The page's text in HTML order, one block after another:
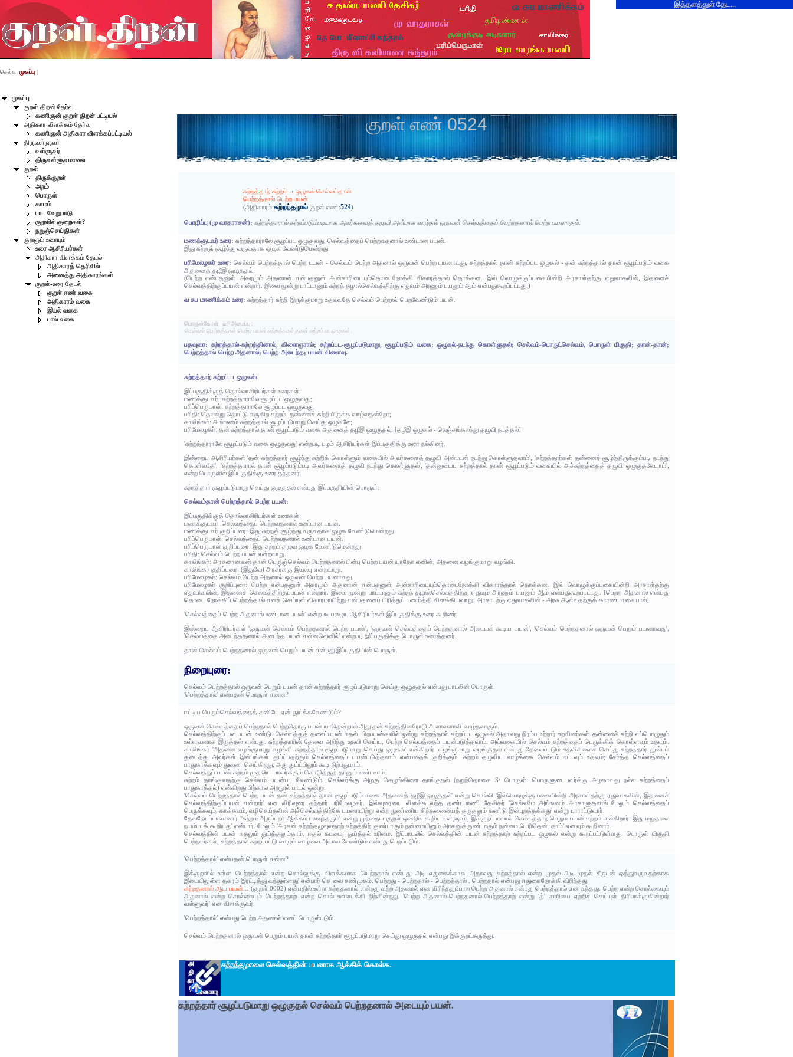
இத்தளத்துள் தேட...
முகப்பு
குறள் திறன் தேர்வு
கணிஞன் குறள் திறன் பட்டியல்
அதிகார விளக்கம் தேர்வு
கணிஞன் அதிகார விளக்கப்பட்டியல்
திருவள்ளுவர்
வள்ளுவர்
திருவள்ளுவமாலை
குறள்
திருக்குறள்
அறம்
பொருள்
காமம்
பாட வேறுபாடு
குறளில் குறைகள்?
நறுஞ்செய்திகள்
குறளும் உரையும்
உரை ஆசிரியர்கள்
அதிகார விளக்கம் தேடல்
அதிகாரத் தெரிவில்
அனைத்து அதிகாரங்கள்
குறள்-உரை தேடல்
குறள் எண் வகை
அதிகாரம் வகை
இயல் வகை
பால் வகை
செல்க: முகப்பு |
குறள் எண் 0524
சுற்றத்தாற் சுற்றப் படஒழுகல் செல்வம்தான்
பெற்றத்தால் பெற்ற பயன்
(அதிகாரம்:சுற்றந்தழால் குறள் எண்:524)
பொழிப்பு (மு வரதராசன்): சுற்றத்தாரால் சுற்றப்படும்படியாக அவர்களைத் தழுவி அன்பாக வாழ்தல் ஒருவன் செல்வத்தைப் பெற்றதனால் பெற்ற பயனாகும்.
மணக்குடவர் உரை:சுற்றத்தாராலே சூழப்பட ஒழுகுவது, செல்வத்தைப் பெற்றவதனால் உண்டான பயன்.
இது சுற்றஞ் சூழ்ந்து வருவதாக ஒழுக வேண்டுமென்றது.
பரிமேலழகர் உரை: செல்வம் பெற்றத்தால் பெற்ற பயன் - செல்வம் பெற்ற அதனால் ஒருவன் பெற்ற பயனாவது, சுற்றத்தால் தான் சுற்றப்பட ஒழுகல் - தன் சுற்றத்தால் தான் சூழப்படும் வகை
அதனைத் தழீஇ ஒழுகுதல்.
(பெற்ற என்பதனுள் அகரமும் அதனான் என்பதனுள் அன்சாரியையும்தொடைநோக்கி விகாரத்தால் தொக்கன. இவ் வொழுக்குப்பகையின்றி அரசாள்தற்கு ஏதுவாகலின், இதனைச்
செல்வத்திற்குப்பயன் என்றார். இவை மூன்று பாட்டானும் சுற்றந் தழால்செல்வத்திற்கு ஏதுவும் அரணும் பயனும் ஆம் என்பதுகூறப்பட்டது.)
வ சுப மாணிக்கம் உரை:சுற்றத்தார் சுற்றி இருக்குமாறு உதவுவதே செல்வம் பெற்றால் பெறவேண்டும் பயன்.
பொருள்கோள் வரிஅமைப்பு:
செல்வம் பெற்றத்தால் பெற்ற பயன் சுற்றத்தால் தான் சுற்றப் படஒழுகல் .
பதவுரை: சுற்றத்தால்-சுற்றத்தினால், கிளைஞரால்; சுற்றப்பட-சூழப்படுமாறு, சூழப்படும் வகை; ஒழுகல்-நடந்து கொள்ளுதல்; செல்வம்-பொருட்செல்வம், பொருள் மிகுதி; தான்-தான்;
பெற்றத்தால்-பெற்ற அதனால்; பெற்ற-அடைந்த; பயன்-விளைவு.
சுற்றத்தாற் சுற்றப் படஒழுகல்:
இப்பகுதிக்குத் தொல்லாசிரியர்கள் உரைகள்:
மணக்குடவர்: சுற்றத்தாராலே சூழப்பட ஒழுகுவது;
பரிப்பெருமாள்: சுற்றத்தாராலே சூழப்பட ஒழுகுவது;
பரிதி: தொன்று தொட்டு வருகிற சுற்றம், தன்னைச் சுற்றியிருக்க வாழ்வதன்றோ;
காலிங்கர்: அங்ஙனம் சுற்றத்தால் சூழப்படுமாறு செய்து ஒழுகலே;
பரிமேலழகர்: தன் சுற்றத்தால் தான் சூழப்படும் வகை அதனைத் தழீஇ ஒழுகுதல். [தழீஇ ஒழுகல் - நெஞ்சங்கலந்து தழுவி நடத்தல்]
'சுற்றத்தாராலே சூழப்படும் வகை ஒழுகுவது' என்றபடி பழம் ஆசிரியர்கள் இப்பகுதிக்கு உரை நல்கினர்.
இன்றைய ஆசிரியர்கள் 'தன் சுற்றத்தார் சூழ்ந்து சுற்றிக் கொள்ளும் வகையில் அவர்களைத் தழுவி அன்புடன் நடந்து கொள்ளுதலாம்', 'சுற்றத்தார்கள் தன்னைச் சூழ்ந்திருக்கும்படி நடந்து
கொள்வதே', 'சுற்றத்தாரால் தான் சூழப்படும்படி அவர்களைத் தழுவி நடந்து கொள்ளுதல்', 'தன்னுடைய சுற்றத்தால் தான் சூழப்படும் வகையில் அச்சுற்றத்தைத் தழுவி ஒழுகுதலேயாம்',
என்ற பொருளில் இப்பகுதிக்கு உரை தந்தனர்.
சுற்றத்தார் சூழப்படுமாறு செய்து ஒழுகுதல் என்பது இப்பகுதியின் பொருள்.
செல்வம்தான் பெற்றத்தால் பெற்ற பயன்:
இப்பகுதிக்குத் தொல்லாசிரியர்கள் உரைகள்:
மணக்குடவர்: செல்வத்தைப் பெற்றவதனால் உண்டான பயன்.
மணக்குடவர் குறிப்புரை: இது சுற்றஞ் சூழ்ந்து வருவதாக ஒழுக வேண்டுமென்றது
பரிப்பெருமாள்: செல்வத்தைப் பெற்றவதனால் உண்டான பயன்.
பரிப்பெருமாள் குறிப்புரை: இது சுற்றம் தழுவ ஒழுக வேண்டுமென்றது
பரிதி: செல்வம் பெற்ற பயன் என்றவாறு.
காலிங்கர்: அரசனானவன் தான் பெருஞ்செல்வம் பெற்றதனால் பின்பு பெற்ற பயன் யாதோ எனின், அதனை வழங்குமாறு வழங்கி.
காலிங்கர் குறிப்புரை: (இதுவே) அரசர்க்கு இயல்பு என்றவாறு.
பரிமேலழகர்: செல்வம் பெற்ற அதனால் ஒருவன் பெற்ற பயனாவது.
பரிமேலழகர் குறிப்புரை: பெற்ற என்பதனுள் அகரமும் அதனான் என்பதனுள் அன்சாரியையும்தொடைநோக்கி விகாரத்தால் தொக்கன. இவ் வொழுக்குப்பகையின்றி அரசாள்தற்கு
ஏதுவாகலின், இதனைச் செல்வத்திற்குப்பயன் என்றார். இவை மூன்று பாட்டானும் சுற்றந் தழால்செல்வத்திற்கு ஏதுவும் அரணும் பயனும் ஆம் என்பதுகூறப்பட்டது. [பெற்ற அதனால் என்பது
தொடை நோக்கிப் பெற்றத்தால் எனச் செய்யுள் விகாரமாயிற்று என்பதனைப் பிரித்துப் புணர்த்தி விளக்கியவாறு; அரசாடற்கு ஏதுவாகலின் - அரசு ஆள்வதற்குக் காரணமாகையால்]
'செல்வத்தைப் பெற்ற அதனால் உண்டான பயன்' என்றபடி பழைய ஆசிரியர்கள் இப்பகுதிக்கு உரை கூறினர்.
இன்றைய ஆசிரியர்கள் 'ஒருவன் செல்வம் பெற்றதனால் பெற்ற பயன்', 'ஒருவன் செல்வத்தைப் பெற்றதனால் அடையக் கூடிய பயன்', 'செல்வம் பெற்றதனால் ஒருவன் பெறும் பயனாவது',
'செல்வத்தை அடைந்ததனால் அடைந்த பயன் என்னவெனில்' என்றபடி இப்பகுதிக்கு பொருள் உரைத்தனர்.
தான் செல்வம் பெற்றதனால் ஒருவன் பெறும் பயன் என்பது இப்பகுதியின் பொருள்.
நிறையுரை:
செல்வம் பெற்றத்தால் ஒருவன் பெறும் பயன் தான் சுற்றத்தார் சூழப்படுமாறு செய்து ஒழுகுதல் என்பது பாடலின் பொருள்.
'பெற்றத்தால்' என்பதன் பொருள் என்ன?
ஈட்டிய பெரும்செல்வத்தைத் தனியே ஏன் துய்க்கவேண்டும்?
ஒருவன் செல்வத்தைப் பெற்றதால் பெற்றதொரு பயன் யாதென்றால் அது தன் சுற்றத்தினரோடு அளாவளாவி வாழ்தலாகும்.
செல்வத்திற்குப் பல பயன் உண்டு. செல்வத்துத் தலைப்பயன் ஈதல். பிறபயன்களில் ஒன்று சுற்றத்தால் சுற்றப்பட ஒழுகல் அதாவது நிரம்ப உற்றார் உறவினர்கள் தன்னைச் சுற்றி எப்பொழுதும்
உள்ளவனாக இருத்தல் என்பது. சுற்றத்தாரின் தேவை அறிந்து உதவி செய்ய, பெற்ற செல்வத்தைப் பயன்படுத்தலாம். அவ்வகையில் செல்வம் சுற்றத்தைப் பெருக்கிக் கொள்ளவும் உதவும்.
காலிங்கர் 'அதனை வழங்குமாறு வழங்கி சுற்றத்தால் சூழப்படுமாறு செய்து ஒழுகல்' என்கிறார். வழங்குமாறு வழங்குதல் என்பது தேவைப்படும் உதவிகளைச் செய்து சுற்றத்தார் துன்பம்
துடைத்து அவர்கள் இன்பங்கள் துய்ப்பதற்கும் செல்வத்தைப் பயன்படுத்தலாம் என்பதைக் குறிக்கும். சுற்றம் தழுவிய வாழ்க்கை செல்வம் ஈட்டவும் உதவும்; சேர்த்த செல்வத்தைப்
பாதுகாக்கவும் துணை செய்கிறது; அது துய்ப்பிலும் கூடி நிற்பதுமாம்.
செல்வத்துப் பயன் சுற்றம் முதலிய யாவர்க்கும் கொடுத்துத் தானும் உண்டலாம்.
சுற்றம் தாங்குவதற்கு செல்வம் பயன்பட வேண்டும். செல்வர்க்கு அழகு செழுங்கிளை தாங்குதல் (நறுந்தொகை 3: பொருள்: பொருளுடையவர்க்கு அழகாவது நல்ல சுற்றத்தைப்
பாதுகாத்தல்) என்கிறது பிற்கால அறநூல் பாடல் ஒன்று.
'செல்வம் பெற்றத்தால் பெற்ற பயன் தன் சுற்றத்தால் தான் சூழப்படும் வகை அதனைத் தழீஇ ஒழுகுதல்' என்று சொல்லி 'இவ்வொழுக்கு பகையின்றி அரசாள்தற்கு ஏதுவாகலின், இதனைச்
செல்வத்திற்குப்பயன் என்றார்' என விரிவுரை தந்தார் பரிமேலழகர். இவ்வுரையை விளக்க வந்த தண்டபாணி தேசிகர் 'செல்வமே அங்ஙனம் அரசாளுதலால் மேலும் செல்வத்தைப்
பெருக்கவும், காக்கவும், வழிசெய்தலின் அச்செல்வத்திற்கே பயனாயிற்று என்ற நுண்ணிய சிந்தனையைத் தருதலும் கண்டு இன்புறத்தக்கது' என்று பாராட்டுவார்.
தேவநேயப்பாவாணர் ''சுற்றம் அருப்பறா ஆக்கம் பலவுந்தரும்' என்று முந்தைய குறள் ஒன்றில் கூறிய வள்ளுவர், இக்குறட்பாவால் செல்வத்தாற் பெறும் பயன் சுற்றம் என்கிறார். இது மறுதலை
நயம்படக் கூறியது' என்பார். மேலும் 'அரசன் சுற்றந்தழுவுவதாற் சுற்றத்திற் குண்டாகும் நன்மையினும் அரசனுக்குண்டாகும் நன்மை பெரிதென்பதாம்' எனவும் கூறினார்.
செல்வத்தின் பயன் ஈதலும் துய்த்தலும்தாம். ஈதல் கடமை; துய்த்தல் உரிமை. இப்பாடலில் செல்வத்தின் பயன் சுற்றத்தாற் சுற்றப்பட ஒழுகல் என்று கூறப்பட்டுள்ளது. பொருள் மிகுதி
பெற்றவர்கள், சுற்றத்தால் சுற்றப்பட்டு வாழும் வாழ்வை அவாவ வேண்டும் என்பது பெறப்படும்.
'பெற்றத்தால்' என்பதன் பொருள் என்ன?
இக்குறளில் உள்ள பெற்றத்தால் என்ற சொல்லுக்கு விளக்கமாக 'பெற்றதால் என்பது அடி எதுகைக்காக அதாவது சுற்றத்தால் என்ற முதல் அடி முதல் சீருடன் ஒத்துவருவதற்காக
இடையிலுள்ள தகரம் இரட்டித்து வந்துள்ளது' என்பார் செ வை சண்முகம். பெற்றது - பெற்றதால் - பெற்றத்தால் . பெற்றதால் என்பது எதுகைநோக்கி விரிந்தது.
கற்றதனால் ஆய பயன்...
(குறள் 0002) என்பதில் உள்ள கற்றதனால் என்றது கற்ற அதனால் என விரிந்ததுபோல பெற்ற அதனால் என்பது பெற்றத்தால் என வந்தது. பெற்ற என்ற சொல்லையும்
அதனால் என்ற சொல்லையும் பெற்றத்தாற் என்ற சொல் உள்ளடக்கி நிற்கின்றது. 'பெற்ற அதனால்-பெற்றதனால்-பெற்றத்தாற் என்று 'த்' சாரியை ஏற்றிச் செய்யுள் திரிபாக்குகின்றார்
வள்ளுவர்' என விளக்குவர்.
'பெற்றத்தால்' என்பது பெற்ற அதனால் எனப் பொருள்படும்.
செல்வம் பெற்றதனால் ஒருவன் பெறும் பயன் தான் சுற்றத்தார் சூழப்படுமாறு செய்து ஒழுகுதல் என்பது இக்குறட்கருத்து.
சுற்றந்தழாலைசெல்வத்தின் பயனாக ஆக்கிக் கொள்க.
சுற்றத்தார் சூழப்படுமாறு ஒழுகுதல் செல்வம் பெற்றதனால் அடையும் பயன்.